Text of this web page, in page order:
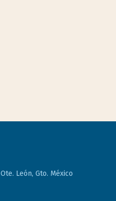
León, Gto. México